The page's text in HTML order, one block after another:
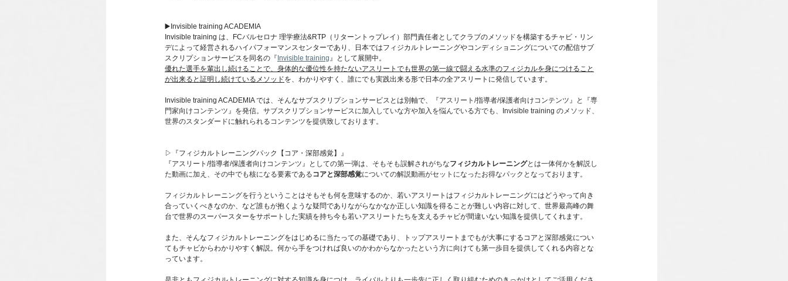
▶️Invisible training ACADEMIA
Invisible training は、FCバルセロナ 理学療法&RTP（リターントゥプレイ）部門責任者としてクラブのメソッドを構築するチャビ・リン
デによって経営されるハイパフォーマンスセンターであり、日本ではフィジカルトレーニングやコンディショニングについての配信サブ
スクリプションサービスを同名の『 Invisible training』として展開中。
優れた選手を輩出し続けることで、身体的な優位性を持たないアスリートでも世界の第一線で闘える水準のフィジカルを身につけること
が出来ると 証明し続けているメソッドを、わかりやすく、誰にでも実践出来る形で日本の全アスリートに発信しています。
Invisible training ACADEMIA では、そんなサブスクリプションサービスとは別軸で、『アスリート/指導者/保護者向けコンテンツ』と『専
門家向けコンテンツ』を発信。サブスクリプションサービスに加入していな方や加入を悩んでいる方でも、Invisible training のメソッド、
世界のスタンダードに触れられるコンテンツを提供致しております。
▷『フィジカルトレーニングパック【コア・深部感覚】』
『アスリート/指導者/保護者向けコンテンツ』としての第一弾は、そもそも誤解されがちなフィジカルトレーニングとは一体何かを解説し
た動画に加え、その中でも核になる要素であるコアと深部感覚についての解説動画がセットになったお得なパックとなっております。
フィジカルトレーニングを行う ということはそもそも何を意味するのか、若いアスリートはフィジカルトレーニングにはどうやって向き
合っていくべきなのか、など誰もが抱くような疑問でありながらなかなか正しい知識を得ることが難しい内容に対して、世界最高峰の舞
台で世界のスーパースターをサポートした実績を持ち今も若いアスリートたちを支えるチャビが間違いない知識を提供してくれます。
また、そんなフィジカルトレーニングをはじめるに当たっての基礎であり、トップアスリートまでもが大事にするコアと深部感覚につい
てもチャビからわかりやすく解説。何から手をつければ良いのかわからなかったという方に向けても第一歩目を提供してくれる内容とな
っています。